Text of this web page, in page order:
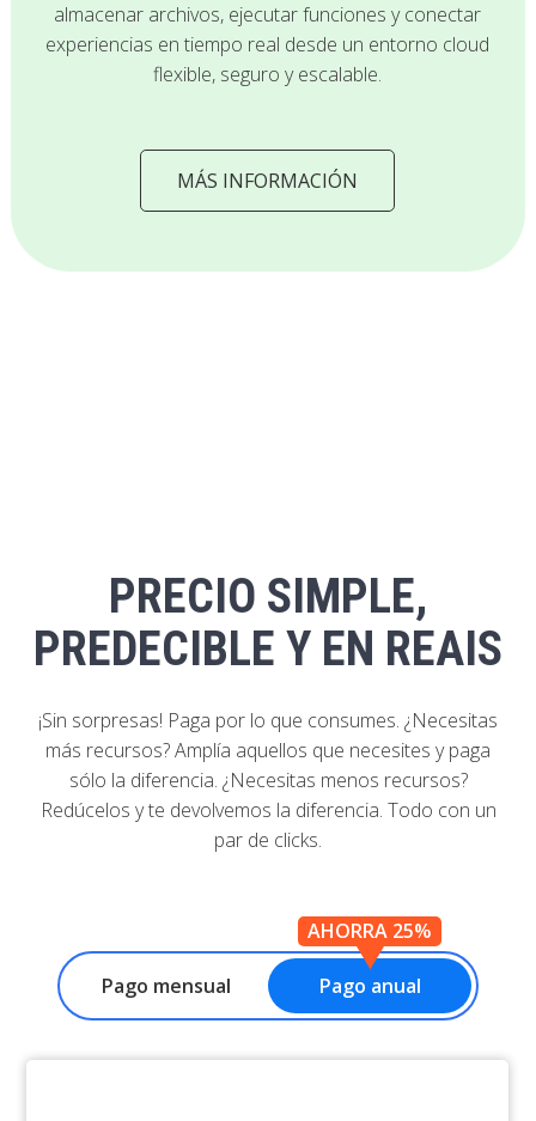
almacenar archivos, ejecutar funciones y conectar
experiencias en tiempo real desde un entorno cloud
flexible, seguro y escalable.
MÁS INFORMACIÓN
PRECIO SIMPLE,
PREDECIBLE Y EN REAIS
¡Sin sorpresas! Paga por lo que consumes. ¿Necesitas
más recursos? Amplía aquellos que necesites y paga
sólo la diferencia. ¿Necesitas menos recursos?
Redúcelos y te devolvemos la diferencia. Todo con un
par de clicks.
Pago mensual Pago anual
AHORRA 25%